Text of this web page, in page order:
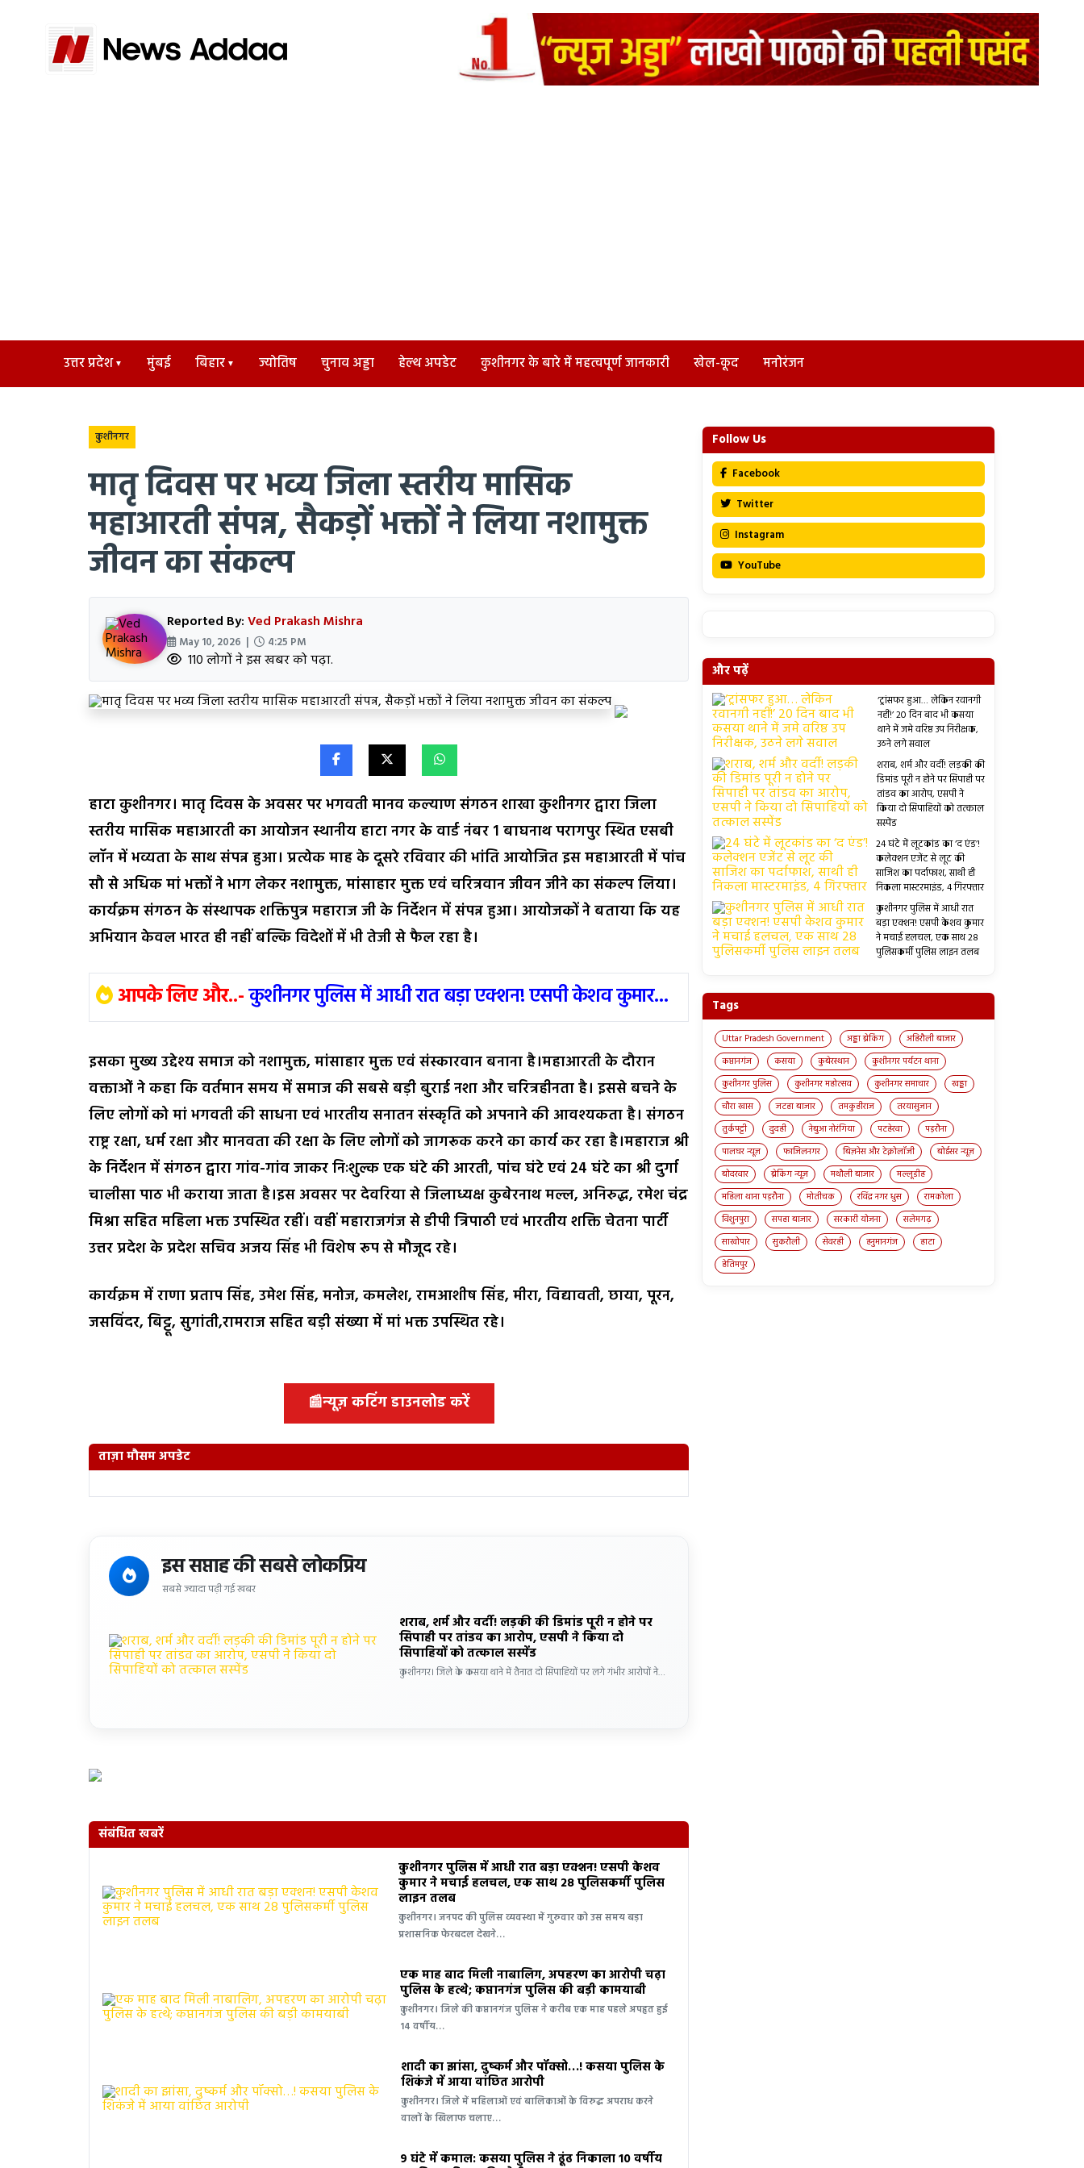
उत्तर प्रदेश मुंबई बिहार ज्योतिष चुनाव अड्डा हेल्थ अपडेट कुशीनगर के बारे में महत्वपूर्ण जानकारी खेल-कूद मनोरंजन
कुशीनगर
मातृ दिवस पर भव्य जिला स्तरीय मासिक
महाआरती संपन्न, सैकड़ों भक्तों ने लिया नशामुक्त
जीवन का संकल्प
Reported By:Ved Prakash Mishra
May 10, 2026 | 4:25 PM
110 लोगों ने इस खबर को पढ़ा.
हाटा कुशीनगर। मातृ दिवस के अवसर पर भगवती मानव कल्याण संगठन शाखा कुशीनगर द्वारा जिला
स्तरीय मासिक महाआरती का आयोजन स्थानीय हाटा नगर के वार्ड नंबर 1 बाघनाथ परागपुर स्थित एसबी
लॉन में भव्यता के साथ संपन्न हुआ। प्रत्येक माह के दूसरे रविवार की भांति आयोजित इस महाआरती में पांच
सौ से अधिक मां भक्तों ने भाग लेकर नशामुक्त, मांसाहार मुक्त एवं चरित्रवान जीवन जीने का संकल्प लिया।
कार्यक्रम संगठन के संस्थापक शक्तिपुत्र महाराज जी के निर्देशन में संपन्न हुआ। आयोजकों ने बताया कि यह
अभियान केवल भारत ही नहीं बल्कि विदेशों में भी तेजी से फैल रहा है।
आपके लिए और..-कुशीनगर पुलिस में आधी रात बड़ा एक्शन! एसपी केशव कुमार...
इसका मुख्य उद्देश्य समाज को नशामुक्त, मांसाहार मुक्त एवं संस्कारवान बनाना है।महाआरती के दौरान
वक्ताओं ने कहा कि वर्तमान समय में समाज की सबसे बड़ी बुराई नशा और चरित्रहीनता है। इससे बचने के
लिए लोगों को मां भगवती की साधना एवं भारतीय सनातन संस्कृति को अपनाने की आवश्यकता है। संगठन
राष्ट्र रक्षा, धर्म रक्षा और मानवता की रक्षा के लिए लोगों को जागरूक करने का कार्य कर रहा है।महाराज श्री
के निर्देशन में संगठन द्वारा गांव-गांव जाकर निःशुल्क एक घंटे की आरती, पांच घंटे एवं 24 घंटे का श्री दुर्गा
चालीसा पाठ भी कराया जाता है।इस अवसर पर देवरिया से जिलाध्यक्ष कुबेरनाथ मल्ल, अनिरुद्ध, रमेश चंद्र
मिश्रा सहित महिला भक्त उपस्थित रहीं। वहीं महाराजगंज से डीपी त्रिपाठी एवं भारतीय शक्ति चेतना पार्टी
उत्तर प्रदेश के प्रदेश सचिव अजय सिंह भी विशेष रूप से मौजूद रहे।
कार्यक्रम में राणा प्रताप सिंह, उमेश सिंह, मनोज, कमलेश, रामआशीष सिंह, मीरा, विद्यावती, छाया, पूरन,
जसविंदर, बिट्टू, सुगांती,रामराज सहित बड़ी संख्या में मां भक्त उपस्थित रहे।
📰न्यूज़ कटिंग डाउनलोड करें
ताज़ा मौसम अपडेट
इस सप्ताह की सबसे लोकप्रिय
सबसे ज्यादा पढ़ी गई खबर
शराब, शर्म और वर्दी! लड़की की डिमांड पूरी न होने पर
सिपाही पर तांडव का आरोप, एसपी ने किया दो
सिपाहियों को तत्काल सस्पेंड
कुशीनगर। जिले के कसया थाने में तैनात दो सिपाहियों पर लगे गंभीर आरोपों ने…
संबंधित खबरें
कुशीनगर पुलिस में आधी रात बड़ा एक्शन! एसपी केशव
कुमार ने मचाई हलचल, एक साथ 28 पुलिसकर्मी पुलिस
लाइन तलब
कुशीनगर। जनपद की पुलिस व्यवस्था में गुरुवार को उस समय बड़ा
प्रशासनिक फेरबदल देखने…
एक माह बाद मिली नाबालिग, अपहरण का आरोपी चढ़ा
पुलिस के हत्थे; कप्तानगंज पुलिस की बड़ी कामयाबी
कुशीनगर। जिले की कप्तानगंज पुलिस ने करीब एक माह पहले अपहृत हुई
14 वर्षीय…
शादी का झांसा, दुष्कर्म और पॉक्सो…! कसया पुलिस के
शिकंजे में आया वांछित आरोपी
कुशीनगर। जिले में महिलाओं एवं बालिकाओं के विरुद्ध अपराध करने
वालों के खिलाफ चलाए…
9 घंटे में कमाल: कसया पुलिस ने ढूंढ निकाला 10 वर्षीय
Follow Us
Facebook
Twitter
Instagram
YouTube
और पढ़ें
‘ट्रांसफर हुआ… लेकिन रवानगी
नहीं!’ 20 दिन बाद भी कसया
थाने में जमे वरिष्ठ उप निरीक्षक,
उठने लगे सवाल
शराब, शर्म और वर्दी! लड़की की
डिमांड पूरी न होने पर सिपाही पर
तांडव का आरोप, एसपी ने
किया दो सिपाहियों को तत्काल
सस्पेंड
24 घंटे में लूटकांड का ‘द एंड’!
कलेक्शन एजेंट से लूट की
साजिश का पर्दाफाश, साथी ही
निकला मास्टरमाइंड, 4 गिरफ्तार
कुशीनगर पुलिस में आधी रात
बड़ा एक्शन! एसपी केशव कुमार
ने मचाई हलचल, एक साथ 28
पुलिसकर्मी पुलिस लाइन तलब
Tags
Uttar Pradesh Government अड्डा ब्रेकिंग
अहिरौली बाजार
कप्तानगंज
कसया कुबेरस्थान
कुशीनगर पर्यटन थाना
कुशीनगर पुलिस
कुशीनगर महोत्सव कुशीनगर समाचार
खड्डा
चौरा खास
जटहा बाजार तमकुहीराज
तरयासुजान
तुर्कपट्टी
दुदही नेबुआ नोरंगिया पटहेरवा
पड़रौना
पालघर न्यूज़
फाजिलनगर बिज़नेस और टेक्नोलॉजी
बोईसर न्यूज़
बोदरवार
ब्रेकिंग न्यूज़ मथौली बाजार
मल्लूडीह
महिला थाना पड़रौना
मोतीचक रविंद्र नगर धुस
रामकोला
विशुनपुरा
सपहा बाजार सरकारी योजना
सलेमगढ़
साखोपार
सुकरौली सेवरही हनुमानगंज
हाटा
हेतिमपुर